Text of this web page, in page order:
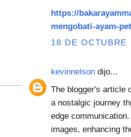
https://
mengobati-ayam-
18 DE
kevinnelson dijo...
The blogger's article
a nostalgic journey
edge
images, enhancing